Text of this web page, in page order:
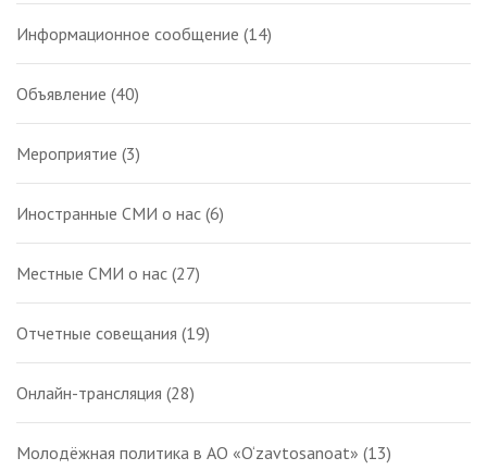
Информационное сообщение (14)
Объявление (40)
Мероприятие (3)
Иностранные СМИ о нас (6)
Местные СМИ о нас (27)
Отчетные совещания (19)
Онлайн-трансляция (28)
Молодёжная политика в АО «O‘zavtosanoat» (13)